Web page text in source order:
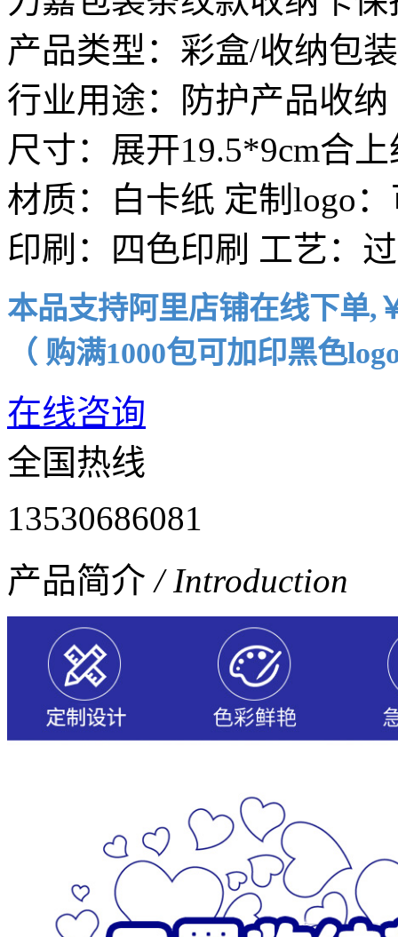
产品类型：彩盒/收纳包装
行业用途：防护产品收纳
尺寸：展开19.5*9cm合
材质：白卡纸 定制logo
印刷：四色印刷 工艺：
本品支持阿里店铺在线下单,
（ 购满1000包可加印黑色
在线咨询
全国热线
13530686081
产品简介 / Introduction